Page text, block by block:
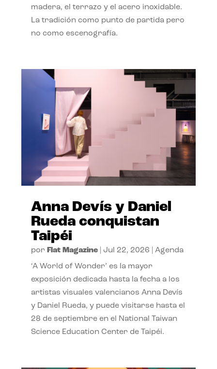
madera, el terrazo y el acero inoxidable.
La tradición como punto de partida pero
no como escenografía.
Anna Devís y Daniel
Rueda conquistan
Taipéi
por Flat Magazine| Jul 22, 2026 Agenda
‘A World of Wonder’ es la mayor
exposición dedicada hasta la fecha a los
artistas visuales valencianos Anna Devís
y Daniel Rueda, y puede visitarse hasta el
28 de septiembre en el National Taiwan
Science Education Center de Taipéi.